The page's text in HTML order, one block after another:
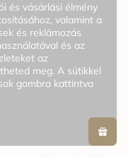
biztonságos
alkalmas, beleértve
előnyöket
és vásárlási élmény
valamint a
és reklámozás
és az
az
meg. A sütikkel
gombra kattintva